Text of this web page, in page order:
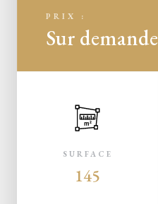
PRIX :
Sur demande
m²
SURFACE
145